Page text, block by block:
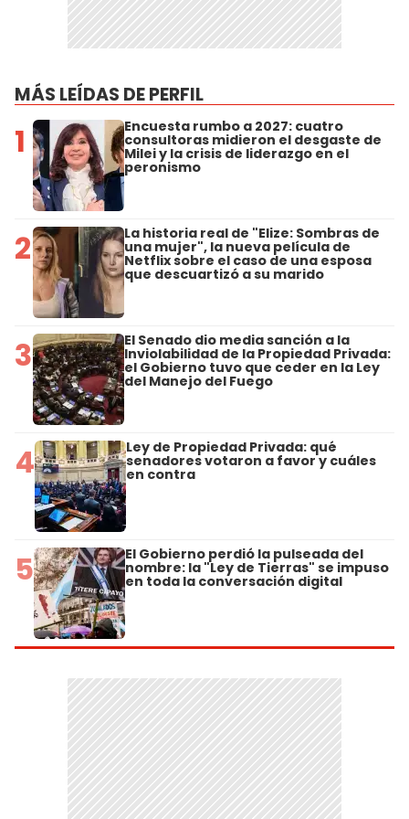
MÁS LEÍDAS DE PERFIL
1 Encuesta rumbo a 2027: cuatro
consultoras midieron el desgaste de
Milei y la crisis de liderazgo en el
peronismo
2 La historia real de "Elize: Sombras de
una mujer", la nueva película de
Netflix sobre el caso de una esposa
que descuartizó a su marido
3 El Senado dio media sanción a la
Inviolabilidad de la Propiedad Privada:
el Gobierno tuvo que ceder en la Ley
del Manejo del Fuego
4 Ley de Propiedad Privada: qué
senadores votaron a favor y cuáles
en contra
5 El Gobierno perdió la pulseada del
nombre: la "Ley de Tierras" se impuso
en toda la conversación digital